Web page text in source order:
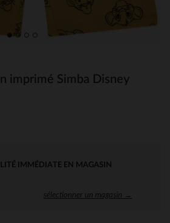
imprimé Simba Disney
IMMÉDIATE EN MAGASIN
sélectionner un magasin →